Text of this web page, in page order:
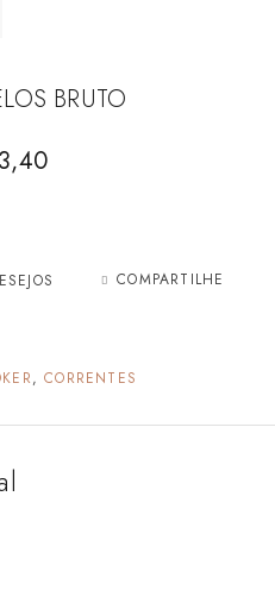
BRUTO
3,40
COMPARTILHE
,CORRENTES